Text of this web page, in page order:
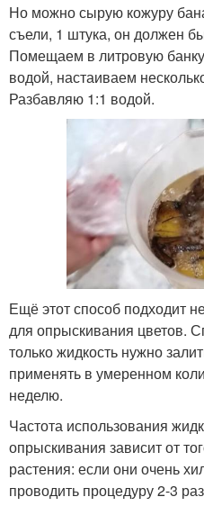
Но можно сырую кожуру
съели, 1 штука, он должен
Помещаем в литровую
водой, настаиваем
Разбавляю 1:1 водой.
Ещё этот способ подходит
для опрыскивания цветов.
только жидкость нужно
применять в умеренном
неделю.
Частота использования
опрыскивания зависит от
растения: если они очень
проводить процедуру 2-3